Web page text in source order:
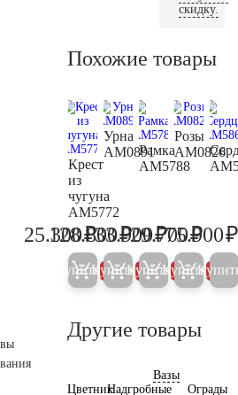
скидку.
Похожие товары
Крест
из
чугуна
AM5772
26.600
25.300₽
Купить 5%
Урна
AM0891
135.600
128.800₽
Купить 5%
Рамка
AM5788
35.700
33.900₽
Купить 5%
Розы
AM0826
29.700₽
Купить 5%
75.900₽
Другие товары
ЦветникНадгробные
Вазы
Ограды